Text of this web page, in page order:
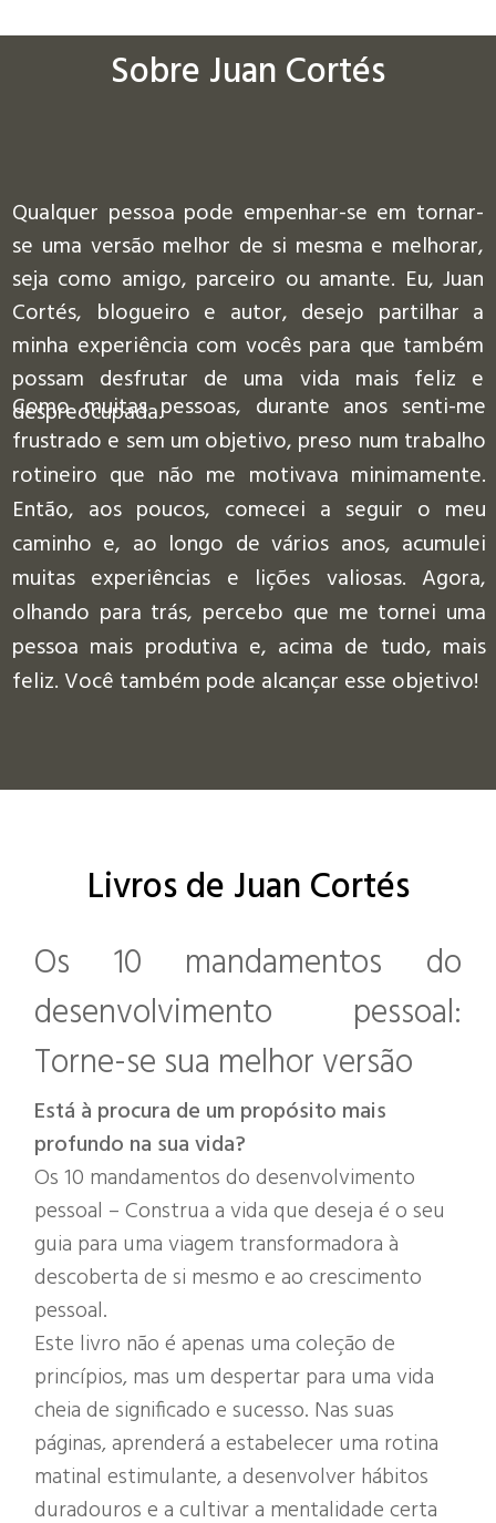
Sobre Juan Cortés
Qualquer pessoa pode empenhar-se em tornar-
se uma versão melhor de si mesma e melhorar,
seja como amigo, parceiro ou amante. Eu, Juan
Cortés, blogueiro e autor, desejo partilhar a
minha experiência com vocês para que também
possam desfrutar de uma vida mais feliz e
despreocupada.
Como muitas pessoas, durante anos senti-me
frustrado e sem um objetivo, preso num trabalho
rotineiro que não me motivava minimamente.
Então, aos poucos, comecei a seguir o meu
caminho e, ao longo de vários anos, acumulei
muitas experiências e lições valiosas. Agora,
olhando para trás, percebo que me tornei uma
pessoa mais produtiva e, acima de tudo, mais
feliz. Você também pode alcançar esse objetivo!
Bücher von Juan
Livros de Juan Cortés
Os 10 mandamentos do
desenvolvimento pessoal:
Torne-se sua melhor versão
Está à procura de um propósito mais
profundo na sua vida?
Os 10 mandamentos do desenvolvimento
pessoal – Construa a vida que deseja é o seu
guia para uma viagem transformadora à
descoberta de si mesmo e ao crescimento
pessoal.
Este livro não é apenas uma coleção de
princípios, mas um despertar para uma vida
cheia de significado e sucesso. Nas suas
páginas, aprenderá a estabelecer uma rotina
matinal estimulante, a desenvolver hábitos
duradouros e a cultivar a mentalidade certa